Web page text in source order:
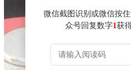
微信截图识别或微信按
众号回复数字1获